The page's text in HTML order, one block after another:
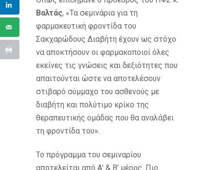
Βαλτάς, «Τα σεμινάρια για τη
φαρμακευτική φροντίδα του
Σακχαρώδους Διαβήτη έχουν ως στόχο
να αποκτήσουν οι φαρμακοποιοί όλες
εκείνες τις γνώσεις και δεξιότητες που
απαιτούνται ώστε να αποτελέσουν
στιβαρό σύμμαχο του ασθενούς με
διαβήτη και πολύτιμο κρίκο της
θεραπευτικής ομάδας που θα αναλάβει
τη φροντίδα του».
Το πρόγραμμα του σεμιναρίου
αποτελείται από Α’ & Β’ μέρος. Πιο